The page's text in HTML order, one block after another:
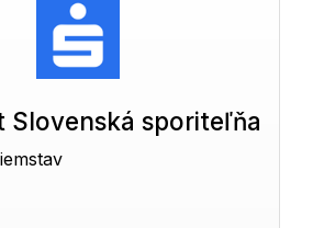
Slovenská sporiteľňa